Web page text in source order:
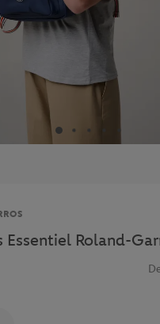
Essentiel Roland-